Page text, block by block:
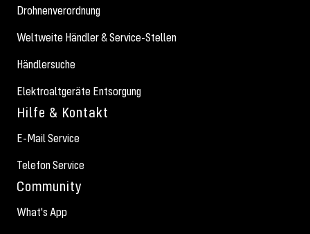
Drohnenverordnung
Weltweite Händler & Service-Stellen
Händlersuche
Elektroaltgeräte Entsorgung
Hilfe & Kontakt
E-Mail Service
Telefon Service
Community
What's App